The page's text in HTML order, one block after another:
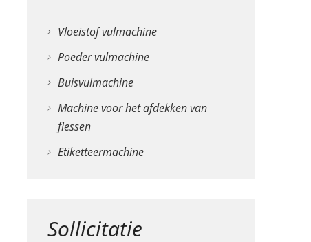
Vloeistof vulmachine
Poeder vulmachine
Buisvulmachine
Machine voor het afdekken van
flessen
Etiketteermachine
Sollicitatie